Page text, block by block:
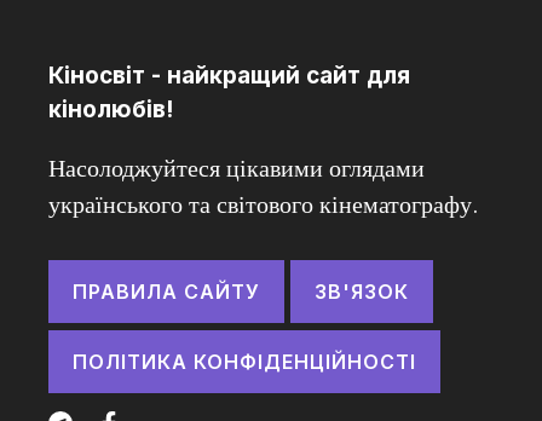
Кіносвіт - найкращий сайт для
кінолюбів!
Насолоджуйтеся цікавими оглядами
українського та світового кінематографу.
ПРАВИЛА САЙТУ ЗВ'ЯЗОК
ПОЛІТИКА КОНФІДЕНЦІЙНОСТІ